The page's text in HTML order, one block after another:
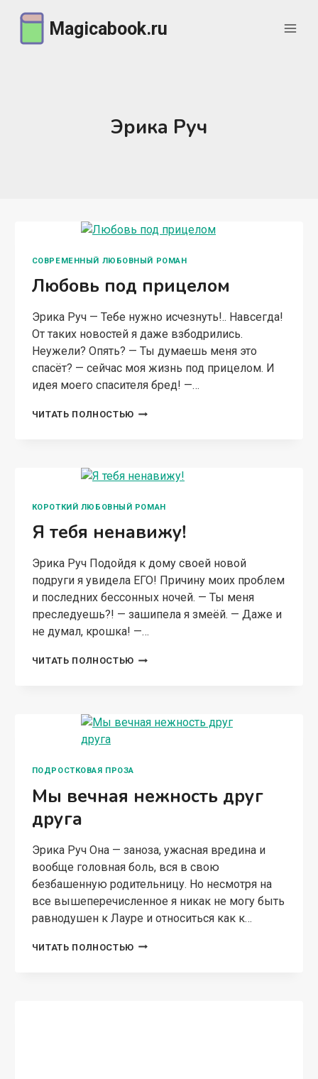
содержимому
Magicabook.ru
Эрика Руч
СОВРЕМЕННЫЙ ЛЮБОВНЫЙ РОМАН
Любовь под прицелом
Эрика Руч — Тебе нужно исчезнуть!.. Навсегда!
От таких новостей я даже взбодрились.
Неужели? Опять? — Ты думаешь меня это
спасёт? — сейчас моя жизнь под прицелом. И
идея моего спасителя бред! —…
ЧИТАТЬ ПОЛНОСТЬЮ ЛЮБОВЬ
КОРОТКИЙ ЛЮБОВНЫЙ РОМАН
Я тебя ненавижу!
Эрика Руч Подойдя к дому своей новой
подруги я увидела ЕГО! Причину моих проблем
и последних бессонных ночей. — Ты меня
преследуешь?! — зашипела я змеёй. — Даже и
не думал, крошка! —…
ЧИТАТЬ ПОЛНОСТЬЮ Я
ПОДРОСТКОВАЯ ПРОЗА
Мы вечная нежность друг
друга
Эрика Руч Она — заноза, ужасная вредина и
вообще головная боль, вся в свою
безбашенную родительницу. Но несмотря на
все вышеперечисленное я никак не могу быть
равнодушен к Лауре и относиться как к…
ЧИТАТЬ ПОЛНОСТЬЮ МЫ